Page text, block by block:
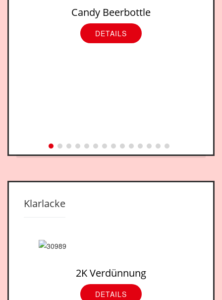
Candy Beerbottle
DETAILS
Klarlacke
2K Verdünnung
DETAILS